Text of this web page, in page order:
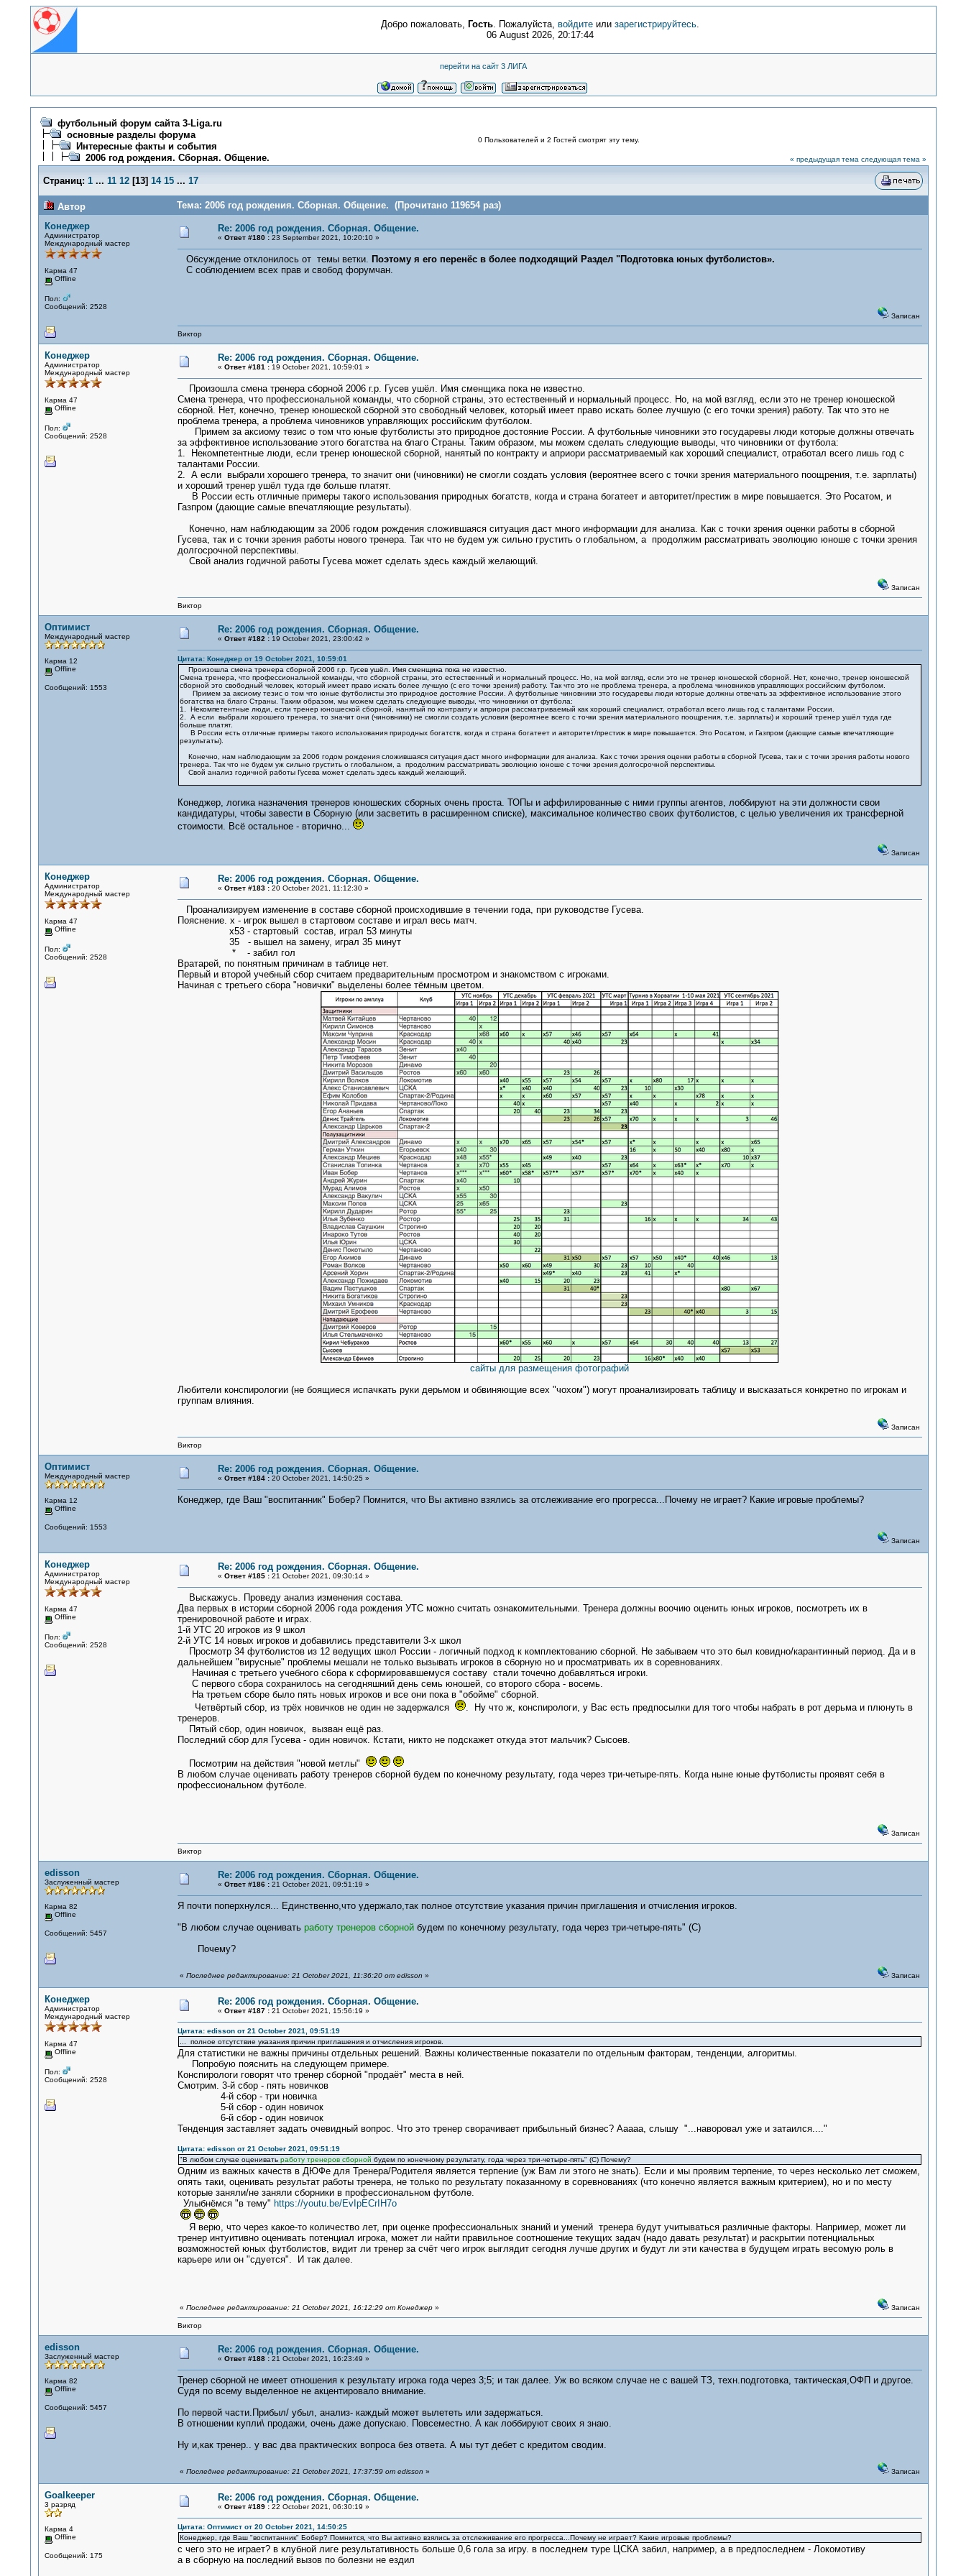
Добро пожаловать, Гость. Пожалуйста, войдите или зарегистрируйтесь.
06 August 2026, 20:17:44
перейти на сайт 3 ЛИГА
футбольный форум сайта 3-Liga.ru
основные разделы форума
Интересные факты и события
2006 год рождения. Сборная. Общение.
0 Пользователей и 2 Гостей смотрят эту тему.
« предыдущая тема следующая тема »
Страниц: 1 ... 11 12[13] 14 15 ... 17
Автор
Тема: 2006 год рождения. Сборная. Общение. (Прочитано 119654 раз)
Конеджер
Администратор
Международный мастер
Карма 47
Offline
Пол:
Сообщений: 2528
Re: 2006 год рождения. Сборная. Общение.
« Ответ #180 :23 September 2021, 10:20:10 »
Обсуждение отклонилось от темы ветки. Поэтому я его перенёс в более подходящий Раздел "Подготовка юных футболистов».
С соблюдением всех прав и свобод форумчан.
Записан
Виктор
Конеджер
Администратор
Международный мастер
Карма 47
Offline
Пол:
Сообщений: 2528
Re: 2006 год рождения. Сборная. Общение.
« Ответ #181 :19 October 2021, 10:59:01 »
Произошла смена тренера сборной 2006 г.р. Гусев ушёл. Имя сменщика пока не известно.
Смена тренера, что профессиональной команды, что сборной страны, это естественный и нормальный процесс. Но, на мой взгляд, если это не тренер юношеской
сборной. Нет, конечно, тренер юношеской сборной это свободный человек, который имеет право искать более лучшую (с его точки зрения) работу. Так что это не
проблема тренера, а проблема чиновников управляющих российским футболом.
Примем за аксиому тезис о том что юные футболисты это природное достояние России. А футбольные чиновники это государевы люди которые должны отвечать
за эффективное использование этого богатства на благо Страны. Таким образом, мы можем сделать следующие выводы, что чиновники от футбола:
1. Некомпетентные люди, если тренер юношеской сборной, нанятый по контракту и априори рассматриваемый как хороший специалист, отработал всего лишь год с
талантами России.
2. А если выбрали хорошего тренера, то значит они (чиновники) не смогли создать условия (вероятнее всего с точки зрения материального поощрения, т.е. зарплаты)
и хороший тренер ушёл туда где больше платят.
В России есть отличные примеры такого использования природных богатств, когда и страна богатеет и авторитет/престиж в мире повышается. Это Росатом, и
Газпром (дающие самые впечатляющие результаты).
Конечно, нам наблюдающим за 2006 годом рождения сложившаяся ситуация даст много информации для анализа. Как с точки зрения оценки работы в сборной
Гусева, так и с точки зрения работы нового тренера. Так что не будем уж сильно грустить о глобальном, а продолжим рассматривать эволюцию юноше с точки зрения
долгосрочной перспективы.
Свой анализ годичной работы Гусева может сделать здесь каждый желающий.
Записан
Виктор
Оптимист
Международный мастер
Карма 12
Offline
Сообщений: 1553
Re: 2006 год рождения. Сборная. Общение.
« Ответ #182 :19 October 2021, 23:00:42 »
Цитата: Конеджер от 19 October 2021, 10:59:01
Произошла смена тренера сборной 2006 г.р. Гусев ушёл. Имя сменщика пока не известно.
Смена тренера, что профессиональной команды, что сборной страны, это естественный и нормальный процесс. Но, на мой взгляд, если это не тренер юношеской сборной. Нет, конечно, тренер юношеской
сборной это свободный человек, который имеет право искать более лучшую (с его точки зрения) работу. Так что это не проблема тренера, а проблема чиновников управляющих российским футболом.
Примем за аксиому тезис о том что юные футболисты это природное достояние России. А футбольные чиновники это государевы люди которые должны отвечать за эффективное использование этого
богатства на благо Страны. Таким образом, мы можем сделать следующие выводы, что чиновники от футбола:
1. Некомпетентные люди, если тренер юношеской сборной, нанятый по контракту и априори рассматриваемый как хороший специалист, отработал всего лишь год с талантами России.
2. А если выбрали хорошего тренера, то значит они (чиновники) не смогли создать условия (вероятнее всего с точки зрения материального поощрения, т.е. зарплаты) и хороший тренер ушёл туда где
больше платят.
В России есть отличные примеры такого использования природных богатств, когда и страна богатеет и авторитет/престиж в мире повышается. Это Росатом, и Газпром (дающие самые впечатляющие
результаты).
Конечно, нам наблюдающим за 2006 годом рождения сложившаяся ситуация даст много информации для анализа. Как с точки зрения оценки работы в сборной Гусева, так и с точки зрения работы нового
тренера. Так что не будем уж сильно грустить о глобальном, а продолжим рассматривать эволюцию юноше с точки зрения долгосрочной перспективы.
Свой анализ годичной работы Гусева может сделать здесь каждый желающий.
Конеджер, логика назначения тренеров юношеских сборных очень проста. ТОПы и аффилированные с ними группы агентов, лоббируют на эти должности свои
кандидатуры, чтобы завести в Сборную (или засветить в расширенном списке), максимальное количество своих футболистов, с целью увеличения их трансферной
стоимости. Всё остальное - вторично...
Записан
Конеджер
Администратор
Международный мастер
Карма 47
Offline
Пол:
Сообщений: 2528
Re: 2006 год рождения. Сборная. Общение.
« Ответ #183 :20 October 2021, 11:12:30 »
Проанализируем изменение в составе сборной происходившие в течении года, при руководстве Гусева.
Пояснение. х - игрок вышел в стартовом составе и играл весь матч.
х53 - стартовый состав, играл 53 минуты
35 - вышел на замену, играл 35 минут
* - забил гол
Вратарей, по понятным причинам в таблице нет.
Первый и второй учебный сбор считаем предварительным просмотром и знакомством с игроками.
Начиная с третьего сбора "новички" выделены более тёмным цветом.
сайты для размещения фотографий
Любители конспирологии (не боящиеся испачкать руки дерьмом и обвиняющие всех "чохом") могут проанализировать таблицу и высказаться конкретно по игрокам и
группам влияния.
Записан
Виктор
Оптимист
Международный мастер
Карма 12
Offline
Сообщений: 1553
Re: 2006 год рождения. Сборная. Общение.
« Ответ #184 :20 October 2021, 14:50:25 »
Конеджер, где Ваш "воспитанник" Бобер? Помнится, что Вы активно взялись за отслеживание его прогресса...Почему не играет? Какие игровые проблемы?
Записан
Конеджер
Администратор
Международный мастер
Карма 47
Offline
Пол:
Сообщений: 2528
Re: 2006 год рождения. Сборная. Общение.
« Ответ #185 :21 October 2021, 09:30:14 »
Выскажусь. Проведу анализ изменения состава.
Два первых в истории сборной 2006 года рождения УТС можно считать ознакомительными. Тренера должны воочию оценить юных игроков, посмотреть их в
тренировочной работе и играх.
1-й УТС 20 игроков из 9 школ
2-й УТС 14 новых игроков и добавились представители 3-х школ
Просмотр 34 футболистов из 12 ведущих школ России - логичный подход к комплектованию сборной. Не забываем что это был ковидно/карантинный период. Да и в
дальнейшем "вирусные" проблемы мешали не только вызывать игроков в сборную но и просматривать их в соревнованиях.
Начиная с третьего учебного сбора к сформировавшемуся составу стали точечно добавляться игроки.
С первого сбора сохранилось на сегодняшний день семь юношей, со второго сбора - восемь.
На третьем сборе было пять новых игроков и все они пока в "обойме" сборной.
Четвёртый сбор, из трёх новичков не один не задержался
. Ну что ж, конспирологи, у Вас есть предпосылки для того чтобы набрать в рот дерьма и плюнуть в
тренеров.
Пятый сбор, один новичок, вызван ещё раз.
Последний сбор для Гусева - один новичок. Кстати, никто не подскажет откуда этот мальчик? Сысоев.
Посмотрим на действия "новой метлы"
В любом случае оценивать работу тренеров сборной будем по конечному результату, года через три-четыре-пять. Когда ныне юные футболисты проявят себя в
профессиональном футболе.
Записан
Виктор
edisson
Заслуженный мастер
Карма 82
Offline
Сообщений: 5457
Re: 2006 год рождения. Сборная. Общение.
« Ответ #186 :21 October 2021, 09:51:19 »
Я почти поперхнулся... Единственно,что удержало,так полное отсутствие указания причин приглашения и отчисления игроков.
"В любом случае оцениватьработу тренеров сборнойбудем по конечному результату, года через три-четыре-пять" (С)
Почему?
« Последнее редактирование: 21 October 2021, 11:36:20 от edisson » Записан
Конеджер
Администратор
Международный мастер
Карма 47
Offline
Пол:
Сообщений: 2528
Re: 2006 год рождения. Сборная. Общение.
« Ответ #187 :21 October 2021, 15:56:19 »
Цитата: edisson от 21 October 2021, 09:51:19
... полное отсутствие указания причин приглашения и отчисления игроков.
Для статистики не важны причины отдельных решений. Важны количественные показатели по отдельным факторам, тенденции, алгоритмы.
Попробую пояснить на следующем примере.
Конспирологи говорят что тренер сборной "продаёт" места в ней.
Смотрим. 3-й сбор - пять новичков
4-й сбор - три новичка
5-й сбор - один новичок
6-й сбор - один новичок
Тенденция заставляет задать очевидный вопрос. Что это тренер сворачивает прибыльный бизнес? Ааааа, слышу "...наворовал уже и затаился...."
Цитата: edisson от 21 October 2021, 09:51:19
"В любом случае оцениватьработу тренеров сборной будем по конечному результату, года через три-четыре-пять" (С) Почему?
Одним из важных качеств в ДЮФе для Тренера/Родителя является терпение (уж Вам ли этого не знать). Если и мы проявим терпение, то через несколько лет сможем,
опять таки, оценивать результат работы тренера, не только по результату показанному в соревнованиях (что конечно является важным критерием), но и по месту
которые заняли/не заняли сборники в профессиональном футболе.
Улыбнёмся "в тему" https://youtu.be/EvIpECrIH7o
Я верю, что через какое-то количество лет, при оценке профессиональных знаний и умений тренера будут учитываться различные факторы. Например, может ли
тренер интуитивно оценивать потенциал игрока, может ли найти правильное соотношение текущих задач (надо давать результат) и раскрытии потенциальных
возможностей юных футболистов, видит ли тренер за счёт чего игрок выглядит сегодня лучше других и будут ли эти качества в будущем играть весомую роль в
карьере или он "сдуется". И так далее.
« Последнее редактирование: 21 October 2021, 16:12:29 от Конеджер» Записан
Виктор
edisson
Заслуженный мастер
Карма 82
Offline
Сообщений: 5457
Re: 2006 год рождения. Сборная. Общение.
« Ответ #188 :21 October 2021, 16:23:49 »
Тренер сборной не имеет отношения к результату игрока года через 3;5; и так далее. Уж во всяком случае не с вашей ТЗ, техн.подготовка, тактическая,ОФП и другое.
Судя по всему выделенное не акцентировало внимание.
По первой части.Прибыл/ убыл, анализ- каждый может вылететь или задержаться.
В отношении купли\ продажи, очень даже допускаю. Повсеместно. А как лоббируют своих я знаю.
Ну и,как тренер.. у вас два практических вопроса без ответа. А мы тут дебет с кредитом сводим.
« Последнее редактирование: 21 October 2021, 17:37:59 от edisson » Записан
Goalkeeper
3 разряд
Карма 4
Offline
Сообщений: 175
Re: 2006 год рождения. Сборная. Общение.
« Ответ #189 :22 October 2021, 06:30:19 »
Цитата: Оптимист от 20 October 2021, 14:50:25
Конеджер, где Ваш "воспитанник" Бобер? Помнится, что Вы активно взялись за отслеживание его прогресса...Почему не играет? Какие игровые проблемы?
с чего это не играет? в клубной лиге результативность больше 0,6 гола за игру. в последнем туре ЦСКА забил, например, а в предпоследнем - Локомотиву
а в сборную на последний вызов по болезни не ездил